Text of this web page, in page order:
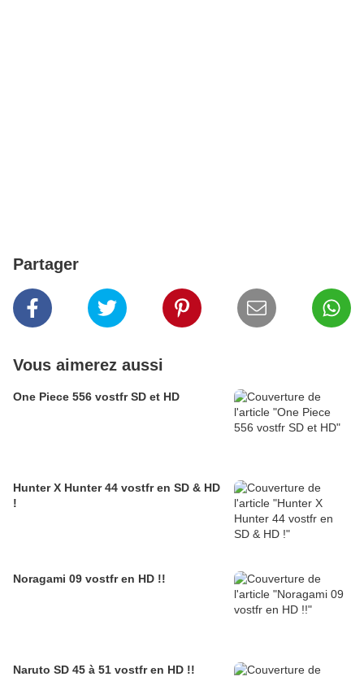
Partager
Vous aimerez aussi
One Piece 556 vostfr SD et HD
Hunter X Hunter 44 vostfr en SD & HD
!
Noragami 09 vostfr en HD !!
Naruto SD 45 à 51 vostfr en HD !!